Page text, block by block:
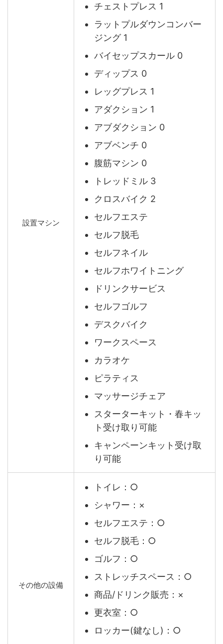
設置マシン
チェストプレス 1
ラットプルダウンコンバー
ジング 1
バイセップスカール 0
ディップス 0
レッグプレス 1
アダクション 1
アブダクション 0
アブベンチ 0
腹筋マシン 0
トレッドミル 3
クロスバイク 2
セルフエステ
セルフ脱毛
セルフネイル
セルフホワイトニング
ドリンクサービス
セルフゴルフ
デスクバイク
ワークスペース
カラオケ
ピラティス
マッサージチェア
スターターキット・春キッ
ト受け取り可能
キャンペーンキット受け取
り可能
その他の設備
トイレ：○
シャワー：×
セルフエステ：○
セルフ脱毛：○
ゴルフ：○
ストレッチスペース：○
商品/ドリンク販売：×
更衣室：○
ロッカー(鍵なし)：○